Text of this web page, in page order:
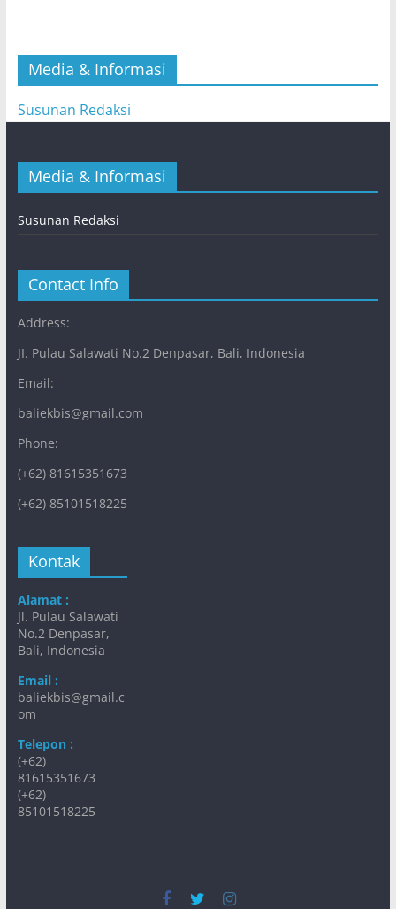
Media & Informasi
Susunan Redaksi
Media & Informasi
Susunan Redaksi
Contact Info
Address:
JI. Pulau Salawati No.2 Denpasar, Bali, Indonesia
Email:
baliekbis@gmail.com
Phone:
(+62) 81615351673
(+62) 85101518225
Kontak
Alamat :
Jl. Pulau Salawati
No.2 Denpasar,
Bali, Indonesia
Email :
baliekbis@gmail.c
om
Telepon :
(+62)
81615351673
(+62)
85101518225